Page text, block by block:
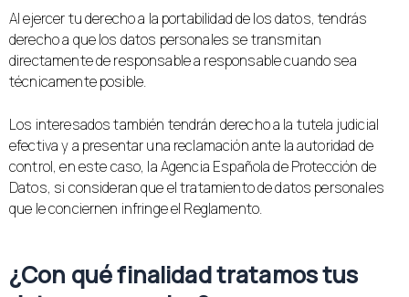
Al ejercer tu derecho a la portabilidad de los datos, tendrás
derecho a que los datos personales se transmitan
directamente de responsable a responsable cuando sea
técnicamente posible.
Los interesados también tendrán derecho a la tutela judicial
efectiva y a presentar una reclamación ante la autoridad de
control, en este caso, la Agencia Española de Protección de
Datos, si consideran que el tratamiento de datos personales
que le conciernen infringe el Reglamento.
¿Con qué finalidad tratamos tus